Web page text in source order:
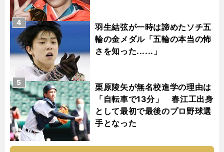
羽生結弦が一時は諦めたソチ五
輪の金メダル「五輪の本当の怖
さを知った......」
4
栗原陵矢が無名校進学の理由は
「自転車で13分」 春江工出身
として最初で最後のプロ野球選
手となった
5